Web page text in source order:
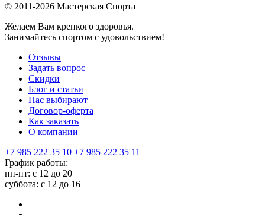
© 2011-2026 Мастерская Спорта
Желаем Вам крепкого здоровья.
Занимайтесь спортом с удовольствием!
Отзывы
Задать вопрос
Скидки
Блог и статьи
Нас выбирают
Договор-оферта
Как заказать
О компании
+7 985 222 35 10 +7 985 222 35 11
График работы:
пн-пт: с 12 до 20
суббота: c 12 до 16